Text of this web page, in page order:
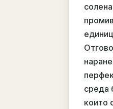
среда
които